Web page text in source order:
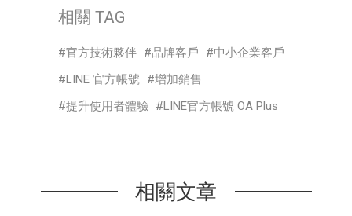
相關 TAG
官方技術夥伴 品牌客戶
中小企業客戶
LINE 官方帳號
增加銷售
提升使用者體驗
LINE官方帳號 OA Plus
相關文章